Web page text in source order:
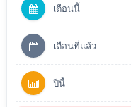
เดือนนี้
เดือนที่แล้ว
ปีนี้